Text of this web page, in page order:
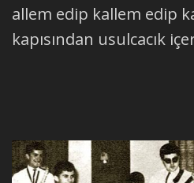
allem edip kallem edip
kapısından usulcacık